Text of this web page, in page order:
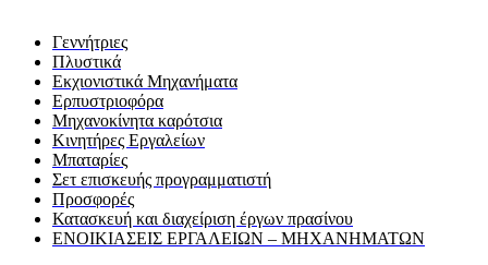
Γεννήτριες
Πλυστικά
Εκχιονιστικά Μηχανήματα
Ερπυστριοφόρα
Μηχανοκίνητα καρότσια
Κινητήρες Εργαλείων
Μπαταρίες
Σετ επισκευής προγραμματιστή
Προσφορές
Κατασκευή και διαχείριση έργων πρασίνου
ΕΝΟΙΚΙΑΣΕΙΣ ΕΡΓΑΛΕΙΩΝ – ΜΗΧΑΝΗΜΑΤΩΝ